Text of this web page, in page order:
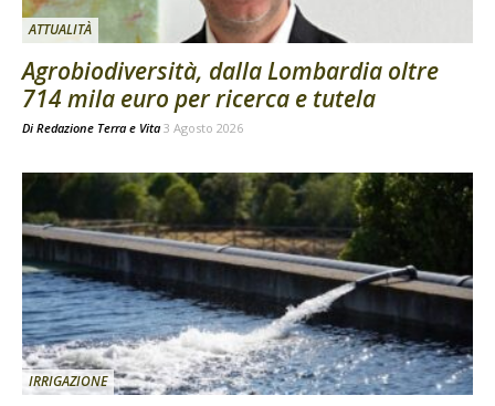
ATTUALITÀ
Agrobiodiversità, dalla Lombardia oltre
714 mila euro per ricerca e tutela
Di Redazione Terra e Vita 3 Agosto 2026
IRRIGAZIONE